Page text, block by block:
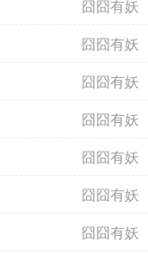
囧囧有妖
囧囧有妖
囧囧有妖
囧囧有妖
囧囧有妖
囧囧有妖
囧囧有妖